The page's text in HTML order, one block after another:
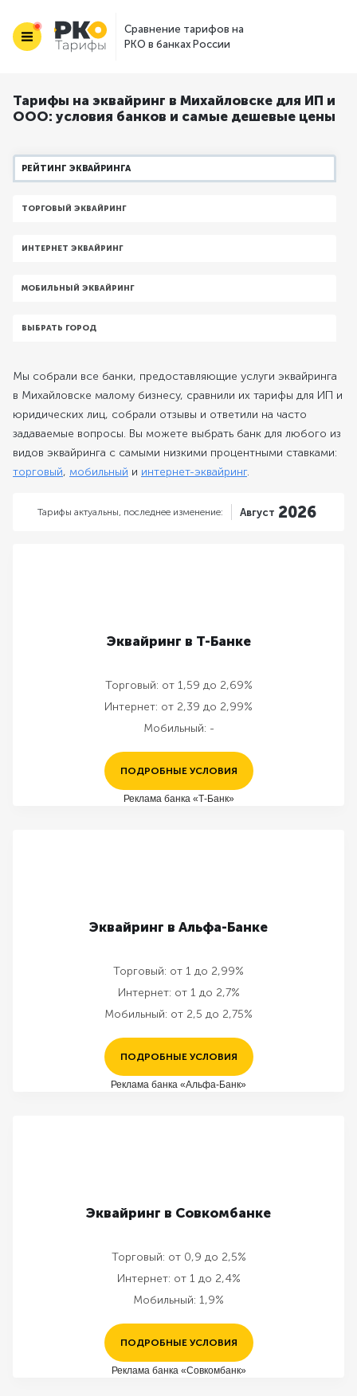
Сравнение тарифов на
РКО в банках России
Тарифы на эквайринг в Михайловске для ИП и
ООО: условия банков и самые дешевые цены
РЕЙТИНГ ЭКВАЙРИНГА
ТОРГОВЫЙ ЭКВАЙРИНГ
ИНТЕРНЕТ ЭКВАЙРИНГ
МОБИЛЬНЫЙ ЭКВАЙРИНГ
ВЫБРАТЬ ГОРОД
Мы собрали все банки, предоставляющие услуги эквайринга
в Михайловске малому бизнесу, сравнили их тарифы для ИП и
юридических лиц, собрали отзывы и ответили на часто
задаваемые вопросы. Вы можете выбрать банк для любого из
видов эквайринга с самыми низкими процентными ставками:
торговый, мобильный и интернет-эквайринг.
Тарифы актуальны, последнее изменение: Август 2026
Эквайринг в Т-Банке
Торговый: от 1,59 до 2,69%
Интернет: от 2,39 до 2,99%
Мобильный: -
ПОДРОБНЫЕ УСЛОВИЯ
Реклама банка «Т-Банк»
Эквайринг в Альфа-Банке
Торговый: от 1 до 2,99%
Интернет: от 1 до 2,7%
Мобильный: от 2,5 до 2,75%
ПОДРОБНЫЕ УСЛОВИЯ
Реклама банка «Альфа-Банк»
Эквайринг в Совкомбанке
Торговый: от 0,9 до 2,5%
Интернет: от 1 до 2,4%
Мобильный: 1,9%
ПОДРОБНЫЕ УСЛОВИЯ
Реклама банка «Совкомбанк»